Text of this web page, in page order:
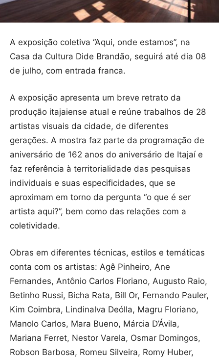
A exposição coletiva “Aqui, onde estamos”, na
Casa da Cultura Dide Brandão, seguirá até dia 08
de julho, com entrada franca.
A exposição apresenta um breve retrato da
produção itajaiense atual e reúne trabalhos de 28
artistas visuais da cidade, de diferentes
gerações. A mostra faz parte da programação de
aniversário de 162 anos do aniversário de Itajaí e
faz referência à territorialidade das pesquisas
individuais e suas especificidades, que se
aproximam em torno da pergunta “o que é ser
artista aqui?”, bem como das relações com a
coletividade.
Obras em diferentes técnicas, estilos e temáticas
conta com os artistas: Agê Pinheiro, Ane
Fernandes, Antônio Carlos Floriano, Augusto Raio,
Betinho Russi, Bicha Rata, Bill Or, Fernando Pauler,
Kim Coimbra, Lindinalva Deólla, Magru Floriano,
Manolo Carlos, Mara Bueno, Márcia D’Ávila,
Mariana Ferret, Nestor Varela, Osmar Domingos,
Robson Barbosa, Romeu Silveira, Romy Huber,